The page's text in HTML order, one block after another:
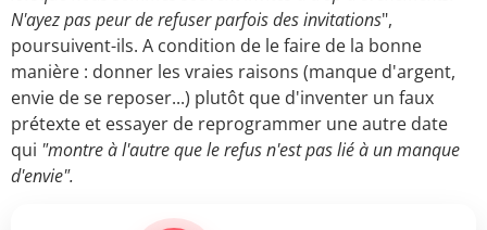
N'ayez pas peur de refuser parfois des invitations",
poursuivent-ils. A condition de le faire de la bonne
manière : donner les vraies raisons (manque d'argent,
envie de se reposer...) plutôt que d'inventer un faux
prétexte et essayer de reprogrammer une autre date
qui "montre à l'autre que le refus n'est pas lié à un manque
d'envie".